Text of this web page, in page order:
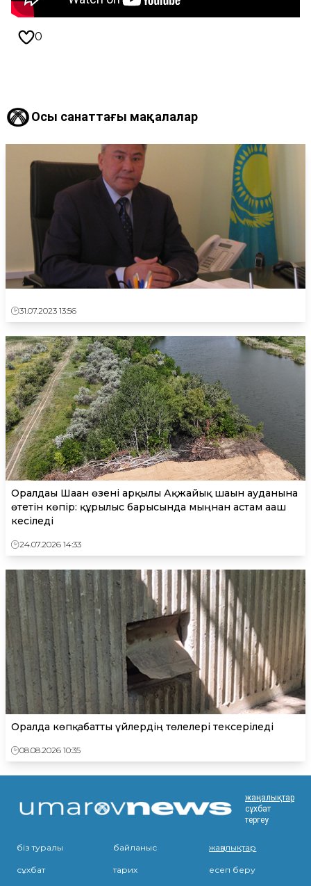
0
Осы санаттағы мақалалар
31.07.2023 13:56
Оралдағы Шаған өзені арқылы Ақжайық шағын ауданына
өтетін көпір: құрылыс барысында мыңнан астам ағаш
кесіледі
24.07.2026 14:33
Оралда көпқабатты үйлердің төлелері тексеріледі
08.08.2026 10:35
жаңалықтар
сұхбат
тергеу
біз туралы байланыс жаңалықтар
сұхбат тарих есеп беру